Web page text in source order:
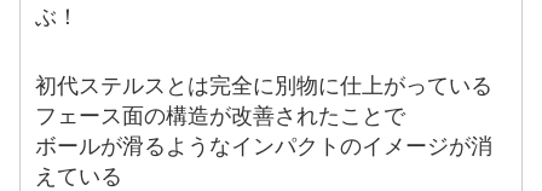
ぶ！
初代ステルスとは完全に別物に仕上がっている
フェース面の構造が改善されたことで
ボールが滑るようなインパクトのイメージが消
えている